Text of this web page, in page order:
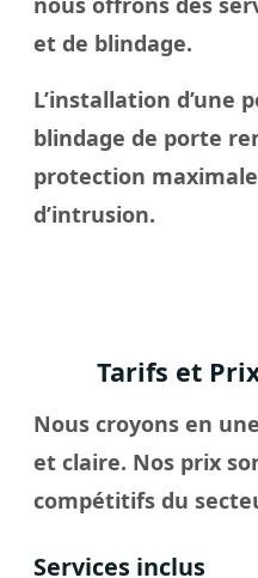
et de blindage.
L’installation d’une
blindage de porte
protection
d’intrusion.
Tarifs et
Nous croyons en
et claire. Nos prix
compétitifs du
Services inclus